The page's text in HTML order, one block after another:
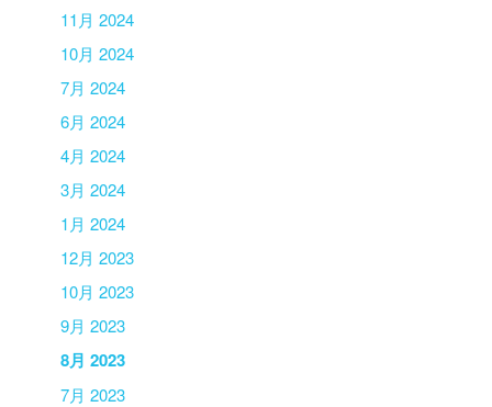
11月 2024
10月 2024
7月 2024
6月 2024
4月 2024
3月 2024
1月 2024
12月 2023
10月 2023
9月 2023
8月 2023
7月 2023